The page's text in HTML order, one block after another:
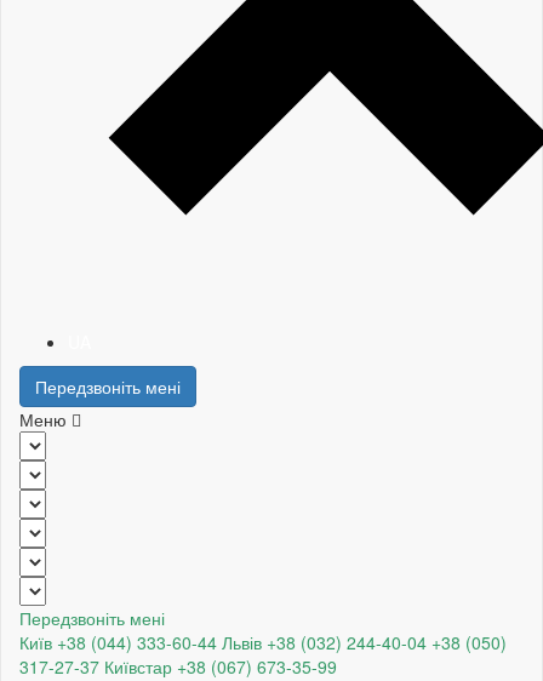
Передзвоніть мені
Меню
Передзвоніть мені
Київ +38 (044) 333-60-44 Львів +38 (032) 244-40-04 +38 (050)
317-27-37 Київстар +38 (067) 673-35-99